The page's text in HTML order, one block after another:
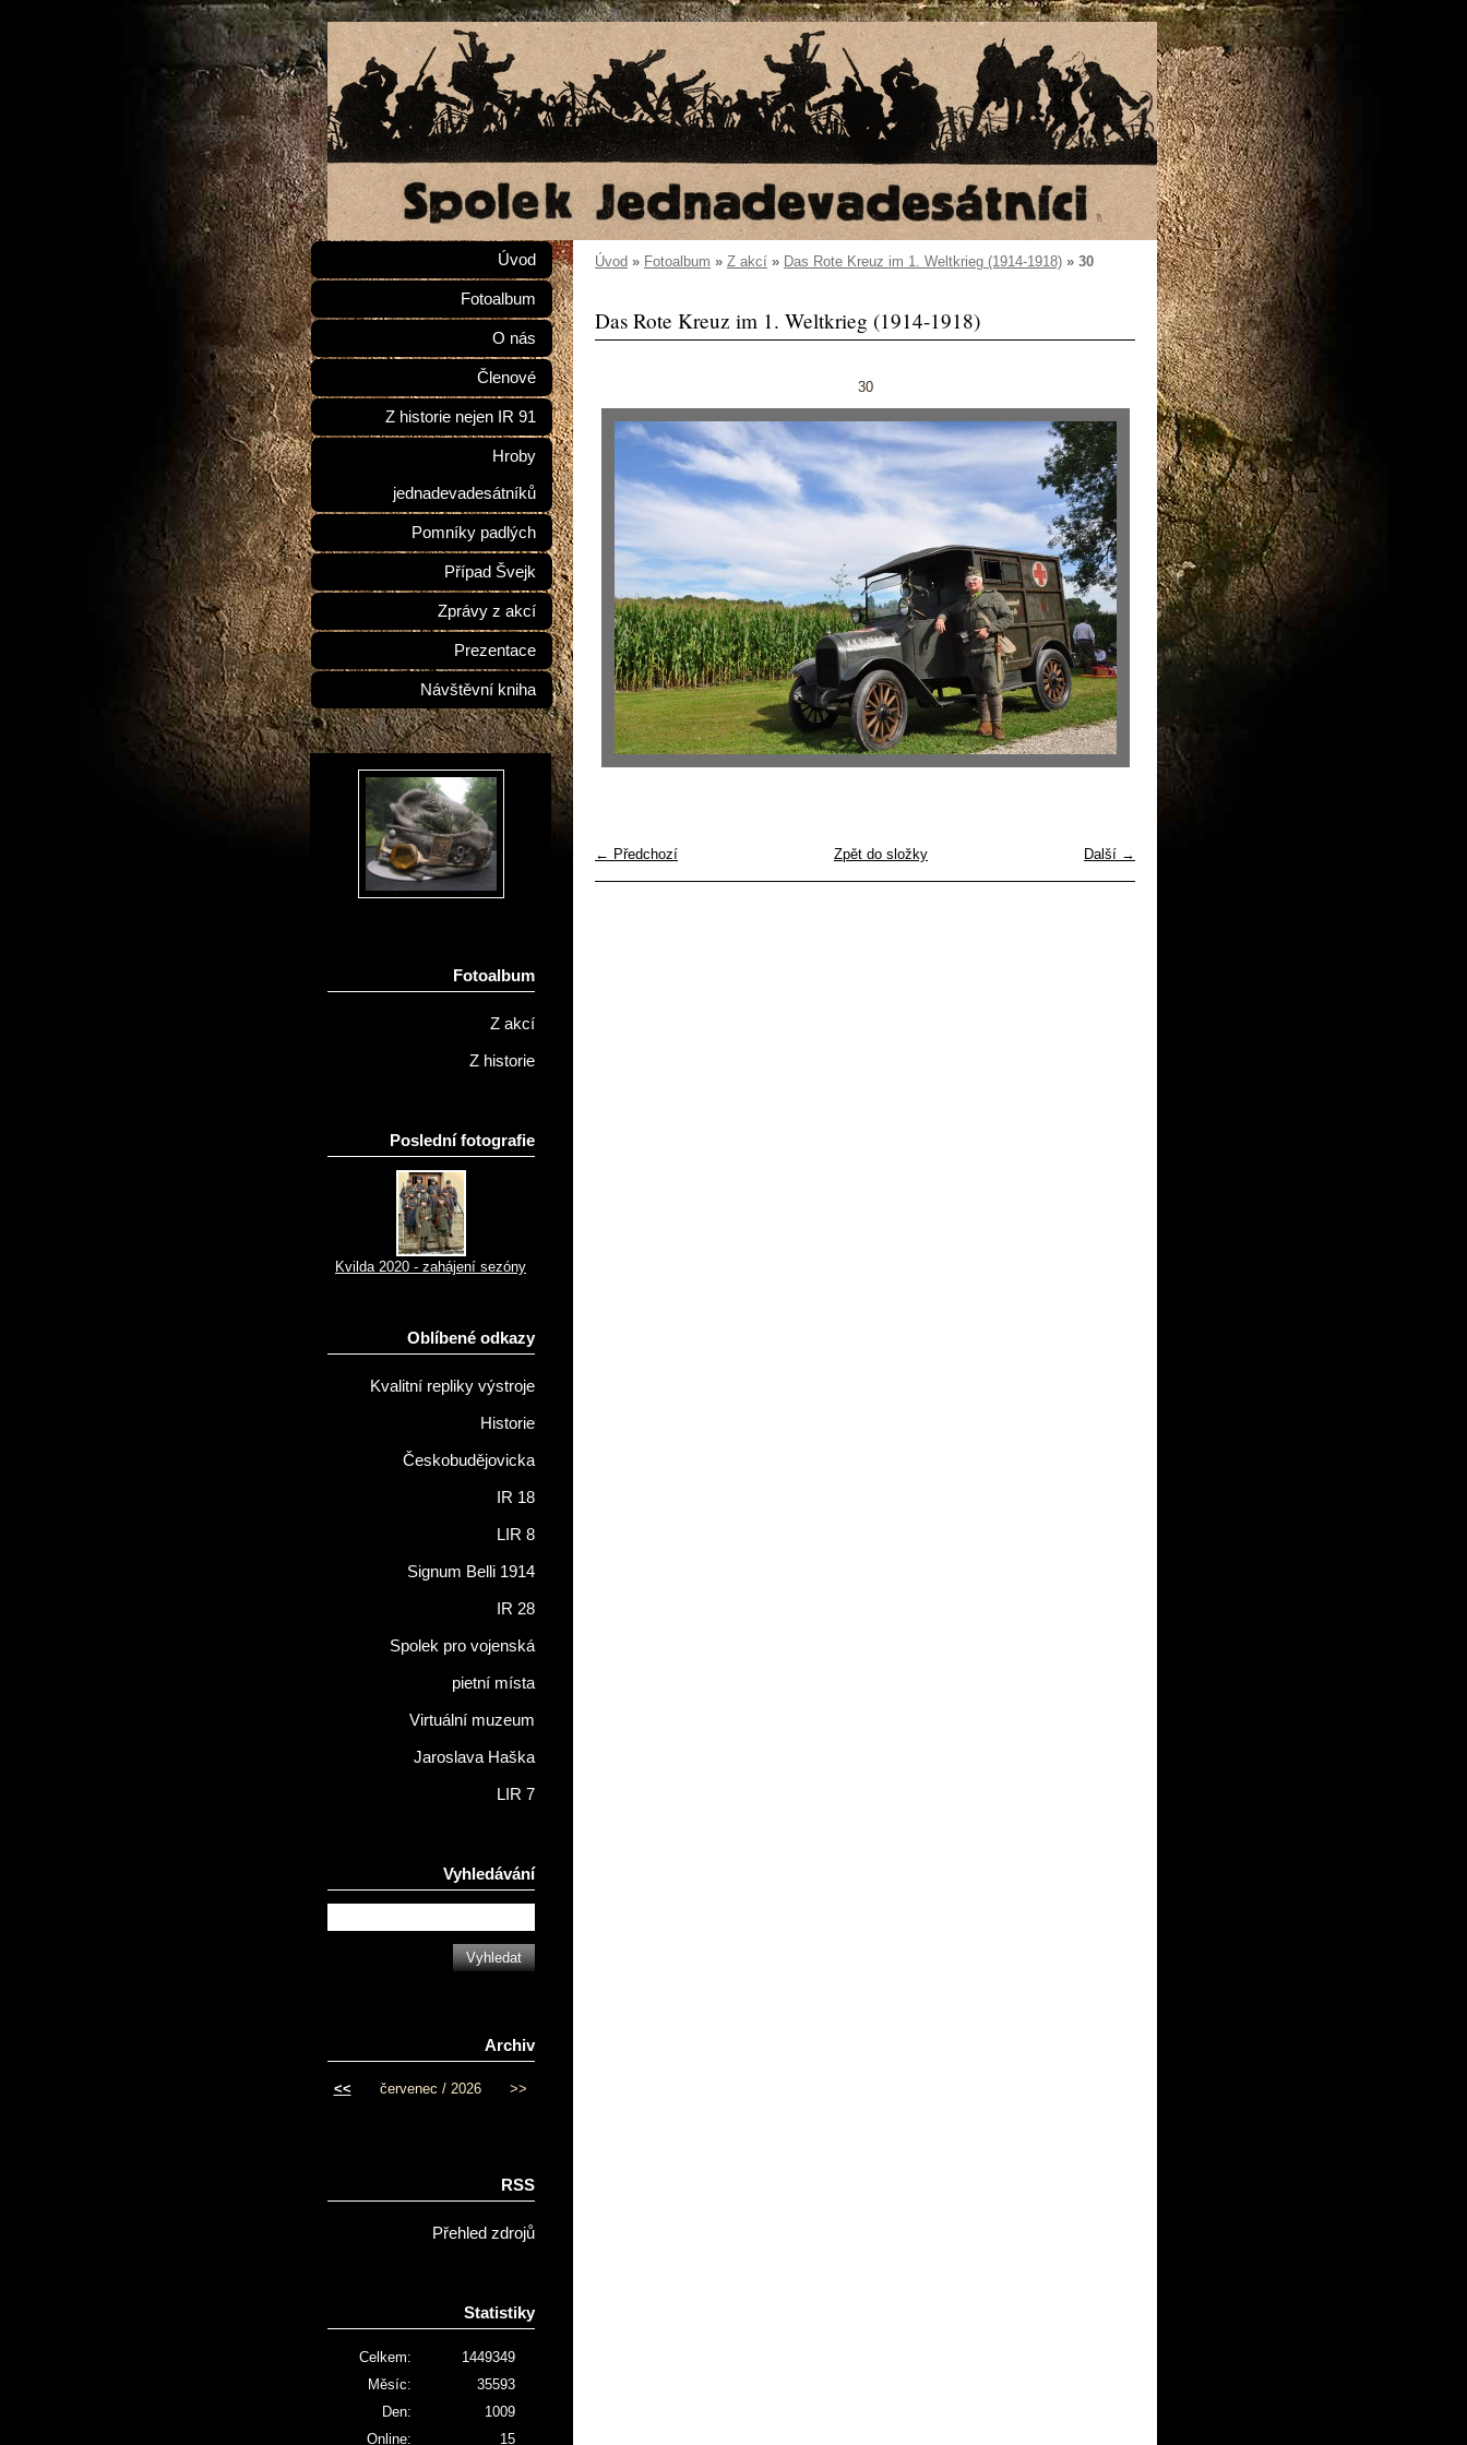
Úvod » Fotoalbum » Z akcí » Das Rote Kreuz im 1. Weltkrieg (1914-1918) » 30
Das Rote Kreuz im 1. Weltkrieg (1914-1918)
30
← Předchozí Další →
Zpět do složky
Úvod
Fotoalbum
O nás
Členové
Z historie nejen IR 91
Hroby
jednadevadesátníků
Pomníky padlých
Případ Švejk
Zprávy z akcí
Prezentace
Návštěvní kniha
Fotoalbum
Z akcí
Z historie
Poslední fotografie
Kvilda 2020 - zahájení sezóny
Oblíbené odkazy
Kvalitní repliky výstroje
Historie
Českobudějovicka
IR 18
LIR 8
Signum Belli 1914
IR 28
Spolek pro vojenská
pietní místa
Virtuální muzeum
Jaroslava Haška
LIR 7
Vyhledávání
Archiv
<< červenec / 2026 >>
RSS
Přehled zdrojů
Statistiky
Online: 15
Celkem:
1449349
Měsíc:
35593
Den:
1009